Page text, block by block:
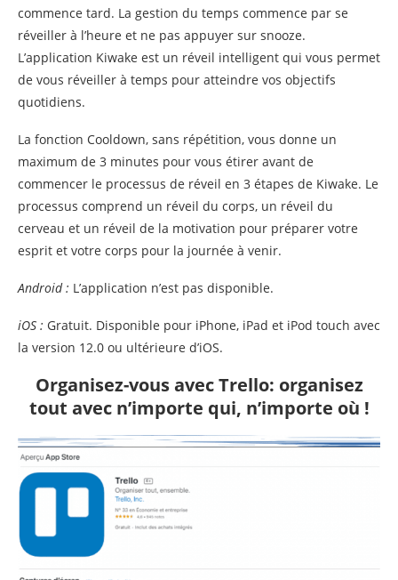
commence tard. La gestion du temps commence par se
réveiller à l’heure et ne pas appuyer sur snooze.
L’application Kiwake est un réveil intelligent qui vous permet
de vous réveiller à temps pour atteindre vos objectifs
quotidiens.
La fonction Cooldown, sans répétition, vous donne un
maximum de 3 minutes pour vous étirer avant de
commencer le processus de réveil en 3 étapes de Kiwake. Le
processus comprend un réveil du corps, un réveil du
cerveau et un réveil de la motivation pour préparer votre
esprit et votre corps pour la journée à venir.
Android : L’application n’est pas disponible.
iOS : Gratuit. Disponible pour iPhone, iPad et iPod touch avec
la version 12.0 ou ultérieure d’iOS.
Organisez-vous avec Trello: organisez
tout avec n’importe qui, n’importe où !